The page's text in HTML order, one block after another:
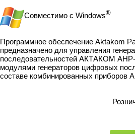
Совместимо с Windows®
Программное обеспечение Aktakom
предназначено для управления
последовательностей АКТАКОМ
модулями генераторов цифровых
составе комбинированных приборов